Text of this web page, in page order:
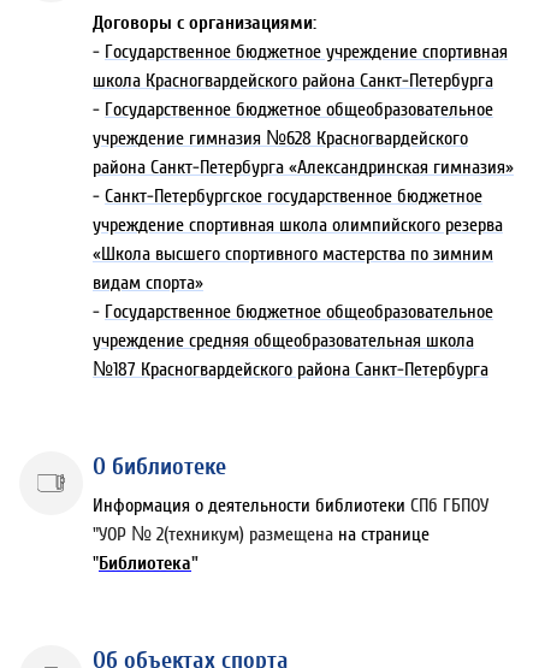
Договоры с организациями:
- Государственное бюджетное учреждение спортивная
школа Красногвардейского района Санкт-Петербурга
- Государственное бюджетное общеобразовательное
учреждение гимназия №628 Красногвардейского
района Санкт-Петербурга «Александринская гимназия»
- Санкт-Петербургское государственное бюджетное
учреждение спортивная школа олимпийского резерва
«Школа высшего спортивного мастерства по зимним
видам спорта»
- Государственное бюджетное общеобразовательное
учреждение средняя общеобразовательная школа
№187 Красногвардейского района Санкт-Петербурга
О библиотеке
Информация о деятельности библиотеки СПб ГБПОУ
"УОР № 2(техникум) размещена на странице
"Библиотека"
Об объектах спорта